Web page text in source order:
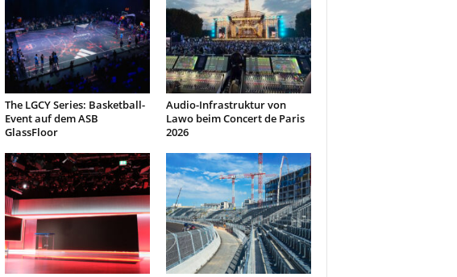
The LGCY Series: Basketball-
Event auf dem ASB
GlassFloor
Audio-Infrastruktur von
Lawo beim Concert de Paris
2026